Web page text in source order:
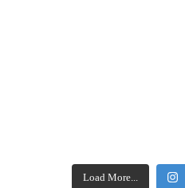
Load More...